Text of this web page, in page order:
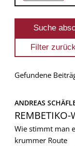
Gefundene
ANDREAS
REMBETIKO-
Wie stimmt man
krummer Route